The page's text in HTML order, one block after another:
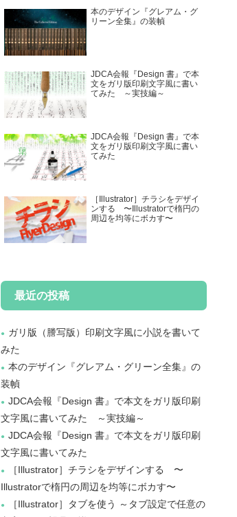
本のデザイン『グレアム・グ
リーン全集』の装幀
JDCA会報『Design 書』で本
文をガリ版印刷文字風に書い
てみた ～実技編～
JDCA会報『Design 書』で本
文をガリ版印刷文字風に書い
てみた
［Illustrator］チラシをデザイ
ンする 〜Illustratorで楕円の
周辺を均等にボカす〜
最近の投稿
ガリ版（謄写版）印刷文字風に小説を書いて
みた
本のデザイン『グレアム・グリーン全集』の
装幀
JDCA会報『Design 書』で本文をガリ版印刷
文字風に書いてみた ～実技編～
JDCA会報『Design 書』で本文をガリ版印刷
文字風に書いてみた
［Illustrator］チラシをデザインする 〜
Illustratorで楕円の周辺を均等にボカす〜
［Illustrator］タブを使う ～タブ設定で任意の